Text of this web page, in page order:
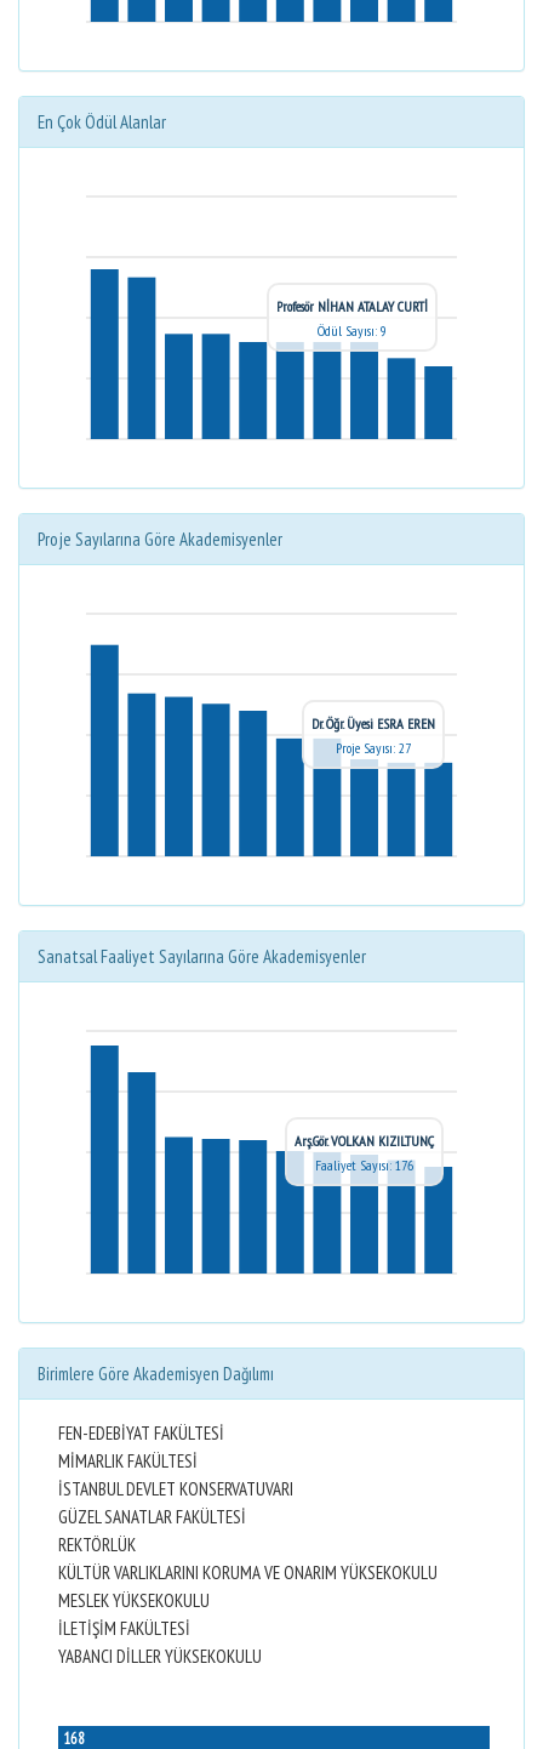
En Çok Ödül Alanlar
Profesör NİHAN ATALAY CURTİ
Ödül Sayısı: 9
Proje Sayılarına Göre Akademisyenler
Dr. Öğr. Üyesi ESRA EREN
Proje Sayısı: 27
Sanatsal Faaliyet Sayılarına Göre Akademisyenler
Arş.Gör. VOLKAN KIZILTUNÇ
Faaliyet Sayısı: 176
Birimlere Göre Akademisyen Dağılımı
FEN-EDEBİYAT FAKÜLTESİ
MİMARLIK FAKÜLTESİ
İSTANBUL DEVLET KONSERVATUVARI
GÜZEL SANATLAR FAKÜLTESİ
REKTÖRLÜK
KÜLTÜR VARLIKLARINI KORUMA VE ONARIM YÜKSEKOKULU
MESLEK YÜKSEKOKULU
İLETİŞİM FAKÜLTESİ
YABANCI DİLLER YÜKSEKOKULU
168